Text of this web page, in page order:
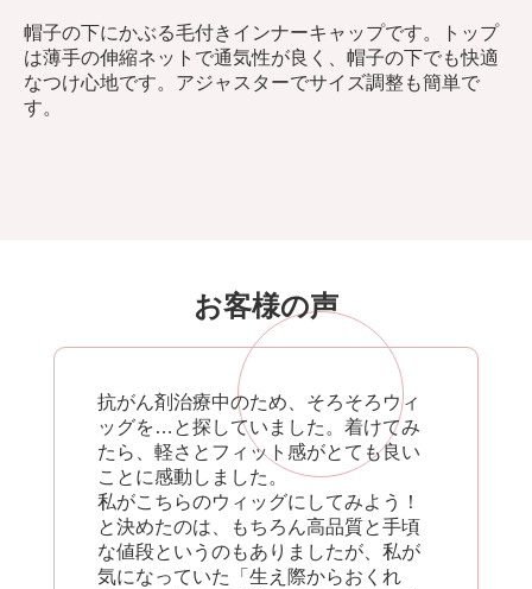
帽子の下にかぶる毛付きインナーキャップです。トップ
は薄手の伸縮ネットで通気性が良く、帽子の下でも快適
なつけ心地です。アジャスターでサイズ調整も簡単で
す。
お客様の声
抗がん剤治療中のため、そろそろウィ
ッグを…と探していました。着けてみ
たら、軽さとフィット感がとても良い
ことに感動しました。
私がこちらのウィッグにしてみよう！
と決めたのは、もちろん高品質と手頃
な値段というのもありましたが、私が
気になっていた「生え際からおくれ